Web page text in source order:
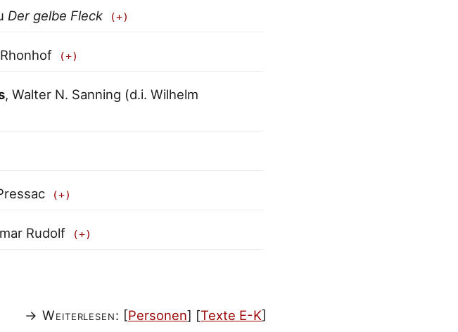
Der gelbe Fleck
, Walter N. Sanning (d.i. Wilhelm
Rudolf
→ Weiterlesen: [Personen] [Texte E-K]